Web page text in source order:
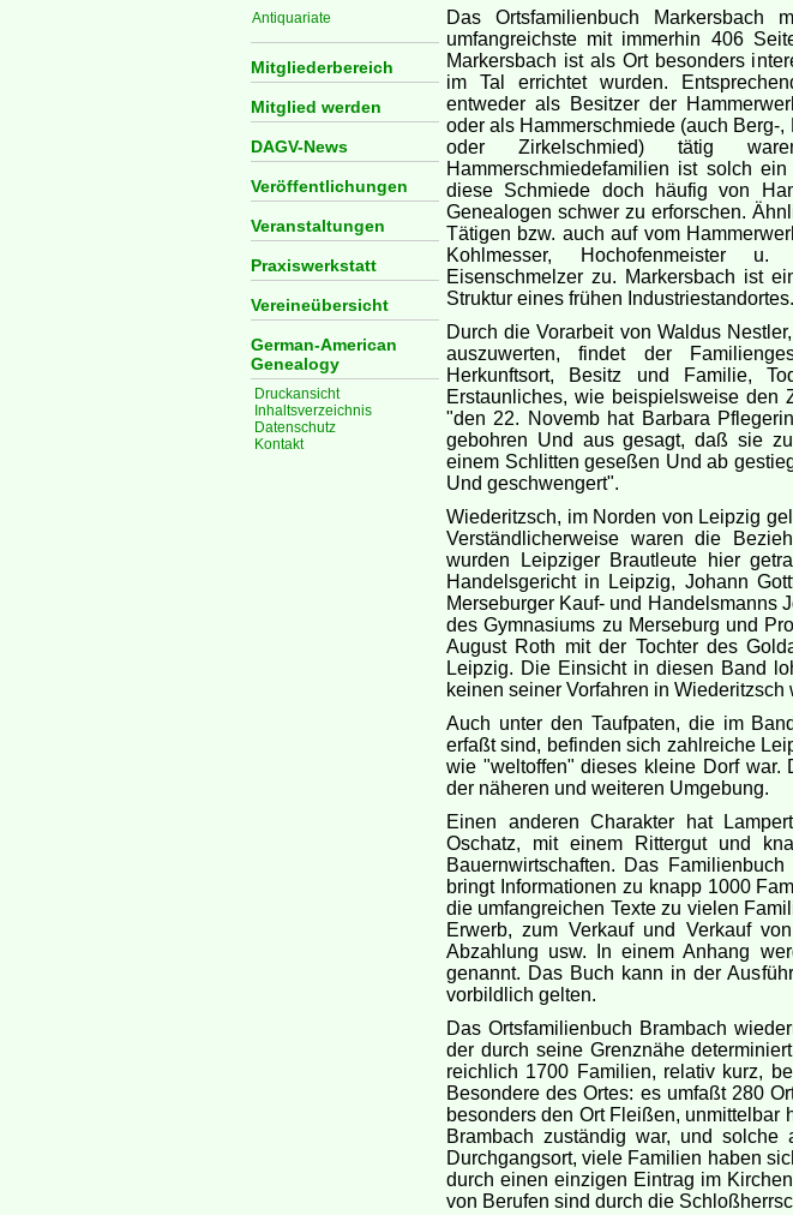
Antiquariate
Mitgliederbereich
Mitglied werden
DAGV-News
Veröffentlichungen
Veranstaltungen
Praxiswerkstatt
Vereineübersicht
German-American
Genealogy
Druckansicht
Inhaltsverzeichnis
Datenschutz
Kontakt
Das Ortsfamilienbuch
umfangreichste mit immerhin 406
Markersbach ist als Ort besonders
im Tal errichtet wurden.
entweder als Besitzer der
oder als Hammerschmiede (auch Berg-
oder Zirkelschmied) tätig
Hammerschmiedefamilien ist solch
diese Schmiede doch häufig von
Genealogen schwer zu erforschen.
Tätigen bzw. auch auf vom
Kohlmesser, Hochofenmeister u.
Eisenschmelzer zu. Markersbach ist
Struktur eines frühen Industriestandortes.
Durch die Vorarbeit von Waldus
auszuwerten, findet der
Herkunftsort, Besitz und Familie,
Erstaunliches, wie beispielsweise den
"den 22. Novemb hat Barbara
gebohren Und aus gesagt, daß sie
einem Schlitten geseßen Und ab
Und geschwengert".
Wiederitzsch, im Norden von Leipzig
Verständlicherweise waren die
wurden Leipziger Brautleute hier
Handelsgericht in Leipzig, Johann
Merseburger Kauf- und Handelsmanns
des Gymnasiums zu Merseburg und
August Roth mit der Tochter des
Leipzig. Die Einsicht in diesen Band
keinen seiner Vorfahren in Wiederitzsch
Auch unter den Taufpaten, die im
erfaßt sind, befinden sich zahlreiche
wie "weltoffen" dieses kleine Dorf war.
der näheren und weiteren Umgebung.
Einen anderen Charakter hat
Oschatz, mit einem Rittergut und
Bauernwirtschaften. Das
bringt Informationen zu knapp 1000
die umfangreichen Texte zu vielen
Erwerb, zum Verkauf und Verkauf
Abzahlung usw. In einem Anhang
genannt. Das Buch kann in der
vorbildlich gelten.
Das Ortsfamilienbuch Brambach
der durch seine Grenznähe
reichlich 1700 Familien, relativ kurz,
Besondere des Ortes: es umfaßt 280
besonders den Ort Fleißen, unmittelbar
Brambach zuständig war, und
Durchgangsort, viele Familien haben
durch einen einzigen Eintrag im
von Berufen sind durch die